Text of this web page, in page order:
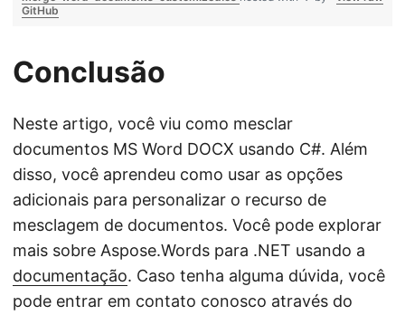
GitHub
Conclusão
Neste artigo, você viu como mesclar
documentos MS Word DOCX usando C#. Além
disso, você aprendeu como usar as opções
adicionais para personalizar o recurso de
mesclagem de documentos. Você pode explorar
mais sobre Aspose.Words para .NET usando a
documentação. Caso tenha alguma dúvida, você
pode entrar em contato conosco através do